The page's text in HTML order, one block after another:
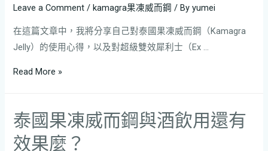
Leave a Comment /kamagra果凍威而鋼 / Byyumei
在這篇文章中，我將分享自己對泰國果凍威而鋼（Kamagra
Jelly）的使用心得，以及對超級雙效犀利士（Ex …
Read More »
泰國果凍威而鋼與酒飲用還有
效果麼？